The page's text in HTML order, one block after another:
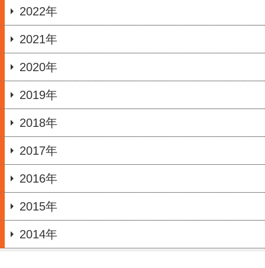
2022年
2021年
2020年
2019年
2018年
2017年
2016年
2015年
2014年